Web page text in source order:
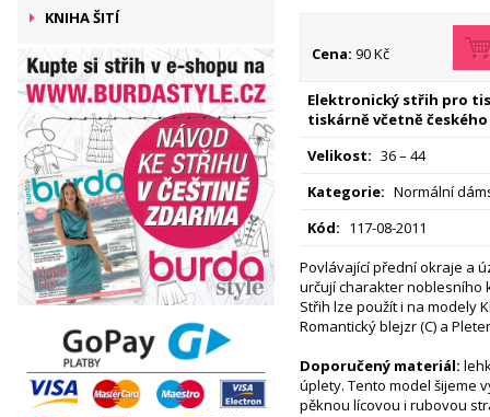
KNIHA ŠITÍ
Cena: 90 Kč
Elektronický střih pro
tiskárně včetně českého
Velikost: 36 – 44
Kategorie: Normální
Kód: 117-08-2011
Povlávající přední okraje a
určují charakter noblesního
Střih lze použít i na modely
Romantický blejzr (C) a
Doporučený materiál:
úplety. Tento model šijeme
pěknou lícovou i rubovou